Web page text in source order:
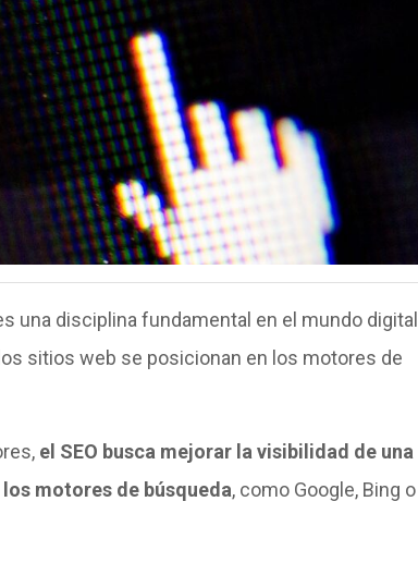
una disciplina fundamental en el mundo digital
sitios web se posicionan en los motores de
el SEO busca mejorar la visibilidad de una
motores de búsqueda, como Google, Bing o